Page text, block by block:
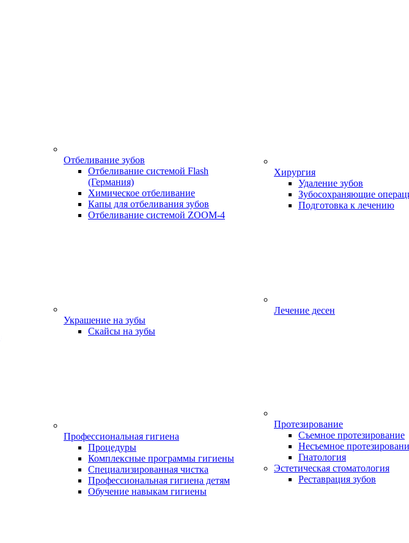
Отбеливание зубов
Отбеливание системой Flash
(Германия)
Химическое отбеливание
Капы для отбеливания зубов
Отбеливание системой ZOOM-4
Украшение на зубы
Скайсы на зубы
Профессиональная гигиена
Процедуры
Комплексные программы гигиены
Специализированная чистка
Профессиональная гигиена детям
Обучение навыкам гигиены
Хирургия
Удаление зубов
Зубосохраняющие
Подготовка к лечению
Лечение десен
Протезирование
Съемное протезирование
Несъемное
Гнатология
Эстетическая стоматология
Реставрация зубов